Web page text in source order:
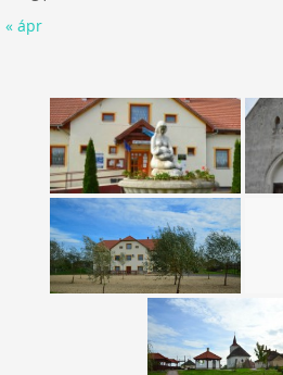
« ápr